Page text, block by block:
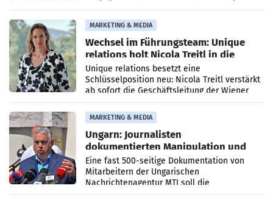
MARKETING & MEDIA
Wechsel im Führungsteam: Unique
relations holt Nicola Treitl in die
Geschäftsleitung
Unique relations besetzt eine
Schlüsselposition neu: Nicola Treitl verstärkt
ab sofort die Geschäftsleitung der Wiener
PR-Agentur an der Seite von Josef Kalina und
Anna Kalina-Mahr.
MARKETING & MEDIA
Ungarn: Journalisten
dokumentierten Manipulation und
Zensur
Eine fast 500-seitige Dokumentation von
Mitarbeitern der Ungarischen
Nachrichtenagentur MTI soll die
systematische Nachrichten-Manipulation und